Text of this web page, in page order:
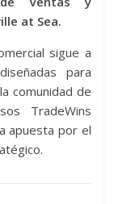
at Sea.
sigue a
para
comunidad de
TradeWins
apuesta por el